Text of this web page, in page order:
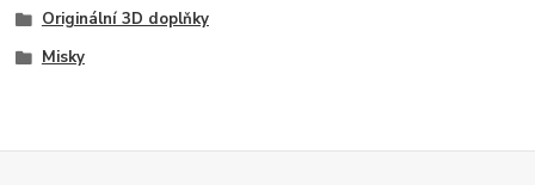
Originální 3D doplňky
Misky